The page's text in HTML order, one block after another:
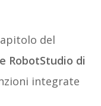
del
RobotStudio di
integrate